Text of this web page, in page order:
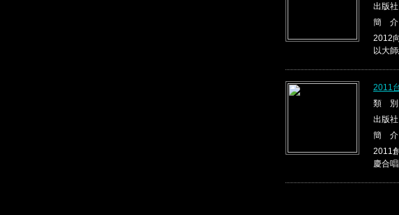
出版社
簡 介
2012
以大
2011
類 別
出版
簡 介
2011
慶合